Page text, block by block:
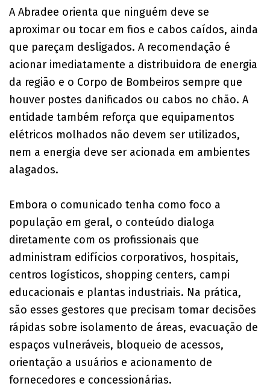
A Abradee orienta que ninguém deve se
aproximar ou tocar em fios e cabos caídos, ainda
que pareçam desligados. A recomendação é
acionar imediatamente a distribuidora de energia
da região e o Corpo de Bombeiros sempre que
houver postes danificados ou cabos no chão. A
entidade também reforça que equipamentos
elétricos molhados não devem ser utilizados,
nem a energia deve ser acionada em ambientes
alagados.
Embora o comunicado tenha como foco a
população em geral, o conteúdo dialoga
diretamente com os profissionais que
administram edifícios corporativos, hospitais,
centros logísticos, shopping centers, campi
educacionais e plantas industriais. Na prática,
são esses gestores que precisam tomar decisões
rápidas sobre isolamento de áreas, evacuação de
espaços vulneráveis, bloqueio de acessos,
orientação a usuários e acionamento de
fornecedores e concessionárias.